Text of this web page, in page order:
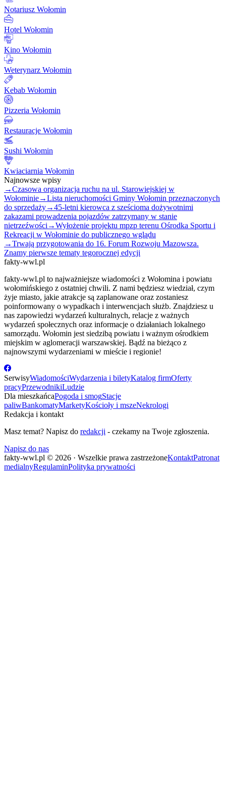
Notariusz Wołomin
Hotel Wołomin
Kino Wołomin
Weterynarz Wołomin
Kebab Wołomin
Pizzeria Wołomin
Restauracje Wołomin
Sushi Wołomin
Kwiaciarnia Wołomin
Najnowsze wpisy
→Czasowa organizacja ruchu na ul. Starowiejskiej w
Wołominie→Lista nieruchomości Gminy Wołomin przeznaczonych
do sprzedaży→45-letni kierowca z sześcioma dożywotnimi
zakazami prowadzenia pojazdów zatrzymany w stanie
nietrzeźwości →Wyłożenie projektu mpzp terenu Ośrodka Sportu i
Rekreacji w Wołominie do publicznego wglądu
→Trwają przygotowania do 16. Forum Rozwoju Mazowsza.
Znamy pierwsze tematy tegorocznej edycji
fakty-wwl.pl
fakty-wwl.pl to najważniejsze wiadomości z Wołomina i powiatu
wołomińskiego z ostatniej chwili. Z nami będziesz wiedział, czym
żyje miasto, jakie atrakcje są zaplanowane oraz zostaniesz
poinformowany o wypadkach i interwencjach służb. Znajdziesz u
nas zapowiedzi wydarzeń kulturalnych, relacje z ważnych
wydarzeń społecznych oraz informacje o działaniach lokalnego
samorządu. Wołomin jest siedzibą powiatu i ważnym ośrodkiem
miejskim w aglomeracji warszawskiej. Bądź na bieżąco z
najnowszymi wydarzeniami w mieście i regionie!
SerwisyWiadomościWydarzenia i biletyKatalog firmOferty
pracyPrzewodnikiLudzie
Dla mieszkańcaPogoda i smogStacje
paliwBankomatyMarketyKościoły i mszeNekrologi
Redakcja i kontakt
Masz temat? Napisz do redakcji - czekamy na Twoje zgłoszenia.
Napisz do nas
fakty-wwl.pl © 2026 · Wszelkie prawa zastrzeżoneKontaktPatronat
medialnyRegulaminPolityka prywatności